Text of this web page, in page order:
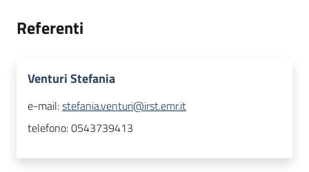
Referenti
Venturi Stefania
e-mail:stefania.venturi@irst.emr.it
telefono:0543739413